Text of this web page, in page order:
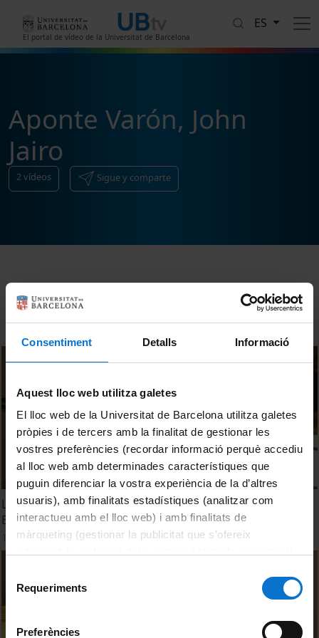
Consentiment Detalls Informació
Aquest lloc web utilitza galetes
El lloc web de la Universitat de Barcelona utilitza galetes
pròpies i de tercers amb la finalitat de gestionar les
vostres preferències (recordar informació perquè accediu
al lloc web amb determinades característiques que
puguin diferenciar la vostra experiència de la d’altres
usuaris), amb finalitats estadístiques (analitzar com
interactueu amb el lloc web) i amb finalitats de
màrqueting (gestionar la publicitat que s’ofereix
consultar laPolítica de galetes del lloc web de la
consentiment
Requeriments
Preferències
El portal de vídeo de la Universitat de Barcelona
ES
Aponte Varón, John
Jairo
2vídeos Sigue y comparte
Ordenar
Lliurament dels Premis del Consell Social i de la Fundació
Bosch i Gimpera
16 Enero, 2013